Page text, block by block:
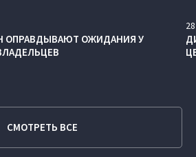
ОПРАВДЫВАЮТ ОЖИДАНИЯ У
28
СМОТРЕТЬ ВСЕ